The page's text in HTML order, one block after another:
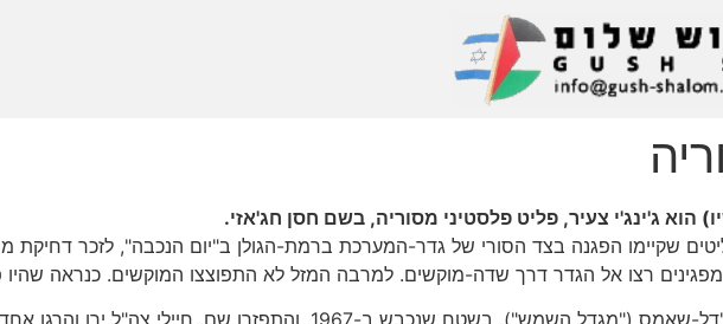
הוא ג'ינג'י צעיר, פליט פלסטיני מסוריה, בשם חסן חג'אזי.
שקיימו הפגנה בצד הסורי של גדר-המערכת ברמת-הגולן ב"יום הנכבה", לזכר דחיקת
רצו אל הגדר דרך שדה-מוקשים. למרבה המזל לא התפוצצו המוקשים. כנראה שהיו